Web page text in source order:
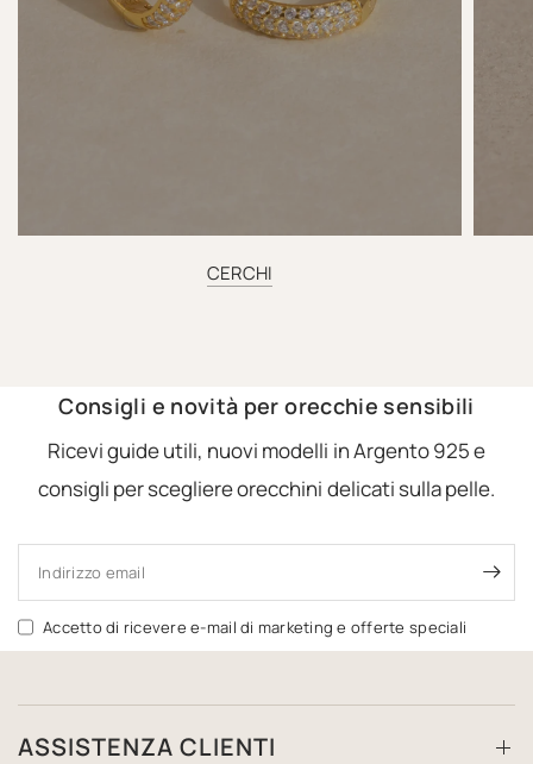
CERCHI
Consigli e novità per orecchie sensibili
Ricevi guide utili, nuovi modelli in Argento 925 e
consigli per scegliere orecchini delicati sulla pelle.
Indirizzo email
Accetto di ricevere e-mail di marketing e offerte speciali
ASSISTENZA CLIENTI